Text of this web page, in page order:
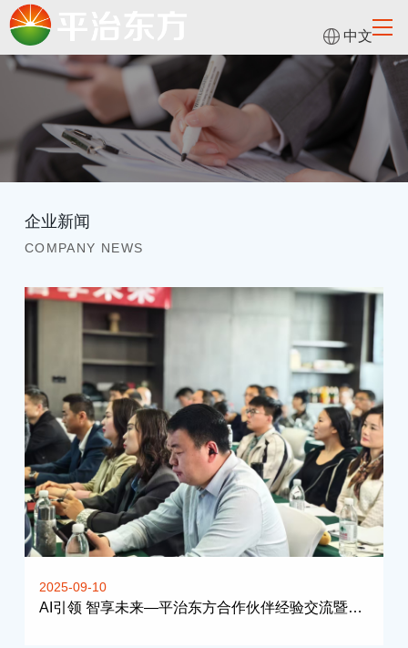
中文
企业新闻
COMPANY NEWS
2025-09-10
AI引领 智享未来—平治东方合作伙伴经验交流暨新产品发布会（新疆站）圆满落幕